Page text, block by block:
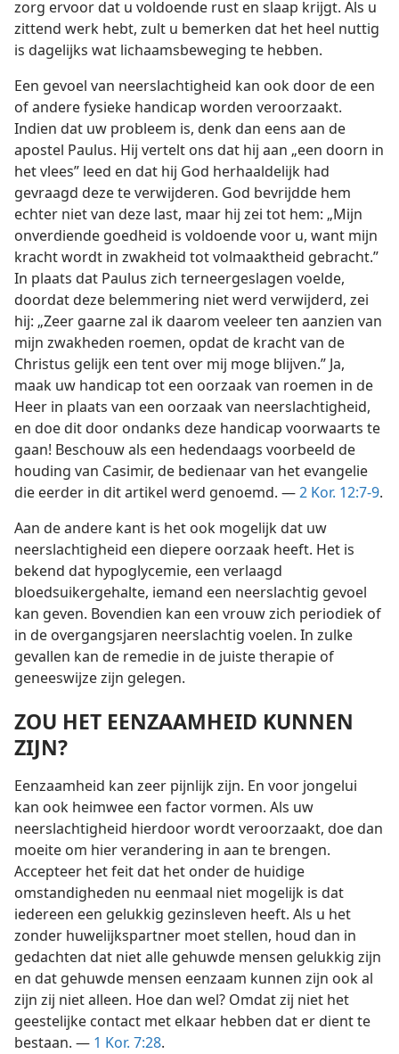
zorg ervoor dat u voldoende rust en slaap krijgt. Als u
zittend werk hebt, zult u bemerken dat het heel nuttig
is dagelijks wat lichaamsbeweging te hebben.
Een gevoel van neerslachtigheid kan ook door de een
of andere fysieke handicap worden veroorzaakt.
Indien dat uw probleem is, denk dan eens aan de
apostel Paulus. Hij vertelt ons dat hij aan „een doorn in
het vlees” leed en dat hij God herhaaldelijk had
gevraagd deze te verwijderen. God bevrijdde hem
echter niet van deze last, maar hij zei tot hem: „Mijn
onverdiende goedheid is voldoende voor u, want mijn
kracht wordt in zwakheid tot volmaaktheid gebracht.”
In plaats dat Paulus zich terneergeslagen voelde,
doordat deze belemmering niet werd verwijderd, zei
hij: „Zeer gaarne zal ik daarom veeleer ten aanzien van
mijn zwakheden roemen, opdat de kracht van de
Christus gelijk een tent over mij moge blijven.” Ja,
maak uw handicap tot een oorzaak van roemen in de
Heer in plaats van een oorzaak van neerslachtigheid,
en doe dit door ondanks deze handicap voorwaarts te
gaan! Beschouw als een hedendaags voorbeeld de
houding van Casimir, de bedienaar van het evangelie
die eerder in dit artikel werd genoemd. —2 Kor. 12:7-9.
Aan de andere kant is het ook mogelijk dat uw
neerslachtigheid een diepere oorzaak heeft. Het is
bekend dat hypoglycemie, een verlaagd
bloedsuikergehalte, iemand een neerslachtig gevoel
kan geven. Bovendien kan een vrouw zich periodiek of
in de overgangsjaren neerslachtig voelen. In zulke
gevallen kan de remedie in de juiste therapie of
geneeswijze zijn gelegen.
ZOU HET EENZAAMHEID KUNNEN
ZIJN?
Eenzaamheid kan zeer pijnlijk zijn. En voor jongelui
kan ook heimwee een factor vormen. Als uw
neerslachtigheid hierdoor wordt veroorzaakt, doe dan
moeite om hier verandering in aan te brengen.
Accepteer het feit dat het onder de huidige
omstandigheden nu eenmaal niet mogelijk is dat
iedereen een gelukkig gezinsleven heeft. Als u het
zonder huwelijkspartner moet stellen, houd dan in
gedachten dat niet alle gehuwde mensen gelukkig zijn
en dat gehuwde mensen eenzaam kunnen zijn ook al
zijn zij niet alleen. Hoe dan wel? Omdat zij niet het
geestelijke contact met elkaar hebben dat er dient te
bestaan. — 1 Kor. 7:28.